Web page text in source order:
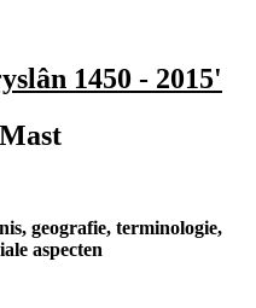
1450 - 2015'
geografie, terminologie,
aspecten